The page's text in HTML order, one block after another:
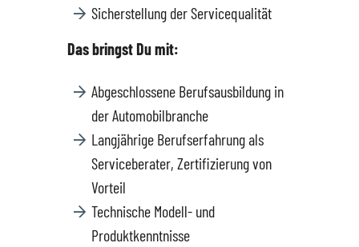
SKODA Service
Wir kaufen Dein Auto
Karriere
Impressum
Datenschutz
Sicherstellung der Servicequalität
Das bringst Du mit:
Abgeschlossene Berufsausbildung in
der Automobilbranche
Langjährige Berufserfahrung als
Serviceberater, Zertifizierung von
Vorteil
Technische Modell- und
Produktkenntnisse